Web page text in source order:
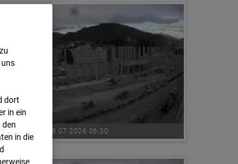
08.07.2026 06:30
uns
dort
in ein
den
in die